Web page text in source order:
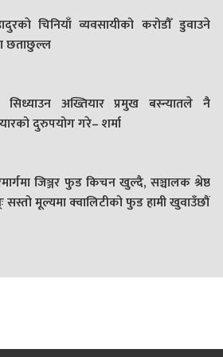
चिनियाँ व्यवसायीको करोडौँ डुवाउने
छताछुल्ल
सिध्याउन अख्तियार प्रमुख बस्न्यातले नै
दुरुपयोग गरे– शर्मा
जिञ्जर फुड किचन खुल्दै, सञ्चालक श्रेष्ठ
सस्तो मूल्यमा क्वालिटीको फुड हामी खुवाउँछौं